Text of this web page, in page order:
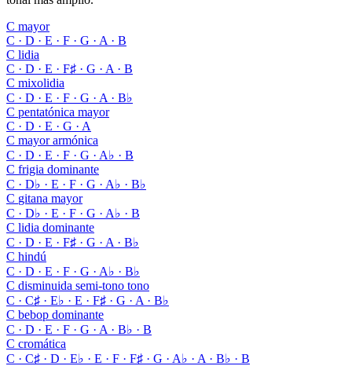
C mayor
C · D · E · F · G · A · B
C lidia
C · D · E · F♯ · G · A · B
C mixolidia
C · D · E · F · G · A · B♭
C pentatónica mayor
C · D · E · G · A
C mayor armónica
C · D · E · F · G · A♭ · B
C frigia dominante
C · D♭ · E · F · G · A♭ · B♭
C gitana mayor
C · D♭ · E · F · G · A♭ · B
C lidia dominante
C · D · E · F♯ · G · A · B♭
C hindú
C · D · E · F · G · A♭ · B♭
C disminuida semi-tono tono
C · C♯ · E♭ · E · F♯ · G · A · B♭
C bebop dominante
C · D · E · F · G · A · B♭ · B
C cromática
C · C♯ · D · E♭ · E · F · F♯ · G · A♭ · A · B♭ · B